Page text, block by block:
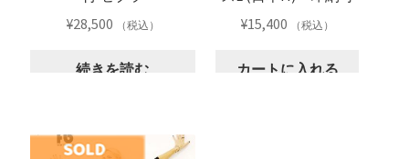
¥28,500 （税込）
続きを読む
¥15,400 （税込）
カートに入れる